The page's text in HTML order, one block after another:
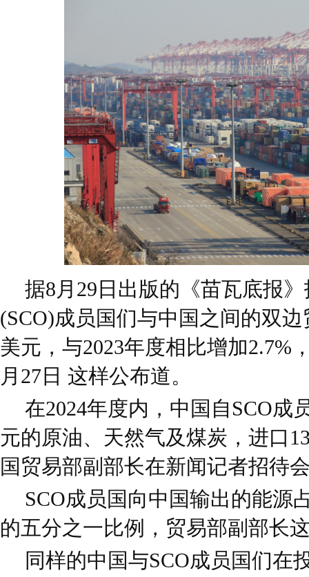
据8月29日出版的《苗瓦底报
(SCO)成员国们与中国之间的双
美元，与2023年度相比增加2.7%
月27日 这样公布道。
在2024年度内，中国自SCO成
元的原油、天然气及煤炭，进口
国贸易部副部长在新闻记者招待
SCO成员国向中国输出的能源
的五分之一比例，贸易部副部长
同样的中国与SCO成员国们在